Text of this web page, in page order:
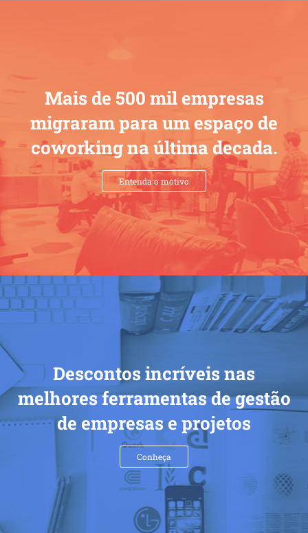
Mais de 500 mil empresas
migraram para um espaço de
coworking na última decada.
Entenda o motivo
Descontos incríveis nas
melhores ferramentas de gestão
de empresas e projetos
Conheça